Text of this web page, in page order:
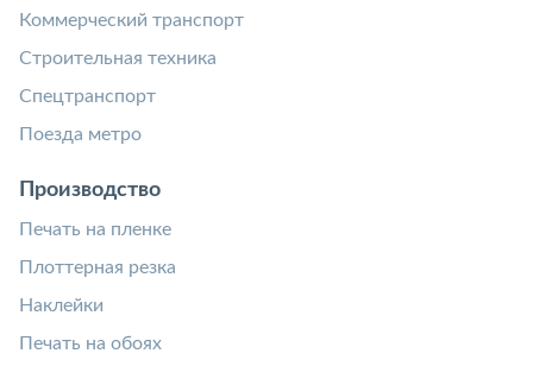
Коммерческий транспорт
Строительная техника
Спецтранспорт
Поезда метро
Производство
Печать на пленке
Плоттерная резка
Наклейки
Печать на обоях